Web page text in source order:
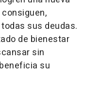
sus deudas.
de bienestar
sin
su